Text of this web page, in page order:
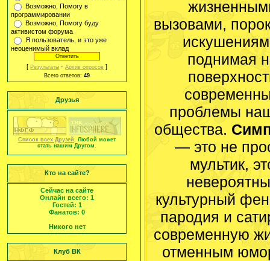
Возможно, Помогу в
программировании
Возможно, Помогу буду
активистом форума
Я пользователь, и это уже
неоценимый вклад
[ Результаты · Архив опросов ]
Всего ответов: 49
Друзья
Список всех Друзей. Любой может
стать нашим Другом.
Кто на сайте?
Сейчас на сайте
Онлайн всего: 1
Гостей: 1
Фанатов: 0
Никого нет
Клуб ВК
вызовами,
поднимая
проблемы
общества.
— это не
мультик,
культурный
пародия и
современную
отменным